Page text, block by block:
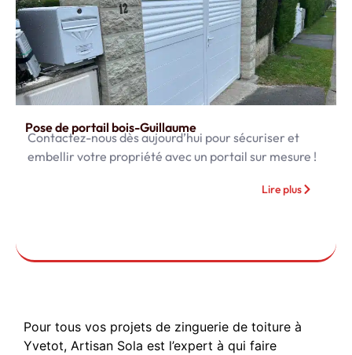
Pose de portail bois-Guillaume
Contactez-nous dès aujourd’hui pour sécuriser et
embellir votre propriété avec un portail sur mesure !
Lire plus
Pour tous vos projets de zinguerie de toiture à
Yvetot, Artisan Sola est l’expert à qui faire